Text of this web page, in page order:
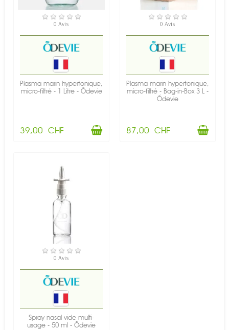
EN STOCK
0 Avis
Plasma marin hypertonique,
micro-filtré - 1 Litre - Õdevie
39,00 CHF
EN STOCK
0 Avis
Plasma marin hypertonique,
micro-filtré - Bag-in-Box 3 L -
Õdevie
87,00 CHF
EN STOCK
0 Avis
Spray nasal vide multi-
usage - 50 ml - Õdevie